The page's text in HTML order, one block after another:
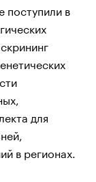
поступили в
для
в регионах.